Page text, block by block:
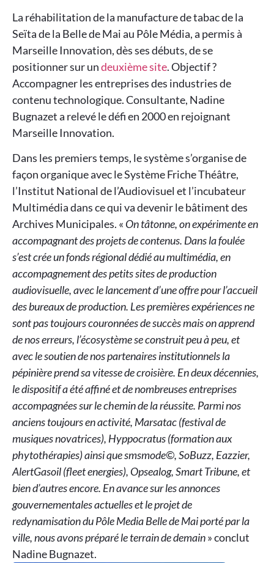
La réhabilitation de la manufacture de tabac de la
Seïta de la Belle de Mai au Pôle Média, a permis à
Marseille Innovation, dès ses débuts, de se
positionner sur undeuxième site. Objectif ?
Accompagner les entreprises des industries de
contenu technologique. Consultante, Nadine
Bugnazet a relevé le défi en 2000 en rejoignant
Marseille Innovation.
Dans les premiers temps, le système s’organise de
façon organique avec le Système Friche Théâtre,
l’Institut National de l’Audiovisuel et l’incubateur
Multimédia dans ce qui va devenir le bâtiment des
Archives Municipales. « On tâtonne, on expérimente en
accompagnant des projets de contenus. Dans la foulée
s’est crée un fonds régional dédié au multimédia, en
accompagnement des petits sites de production
audiovisuelle, avec le lancement d’une offre pour l’accueil
des bureaux de production. Les premières expériences ne
sont pas toujours couronnées de succès mais on apprend
de nos erreurs, l’écosystème se construit peu à peu, et
avec le soutien de nos partenaires institutionnels la
pépinière prend sa vitesse de croisière. En deux décennies,
le dispositif a été affiné et de nombreuses entreprises
accompagnées sur le chemin de la réussite. Parmi nos
anciens toujours en activité, Marsatac (festival de
musiques novatrices), Hyppocratus (formation aux
phytothérapies) ainsi que smsmode©, SoBuzz, Eazzier,
AlertGasoil (fleet energies), Opsealog, Smart Tribune, et
bien d’autres encore. En avance sur les annonces
gouvernementales actuelles et le projet de
redynamisation du Pôle Media Belle de Mai porté par la
ville, nous avons préparé le terrain de demain» conclut
Nadine Bugnazet.